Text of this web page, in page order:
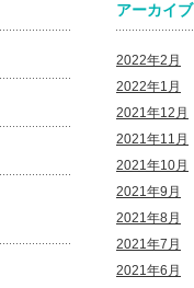
アーカイブ
2022年2月
2022年1月
2021年12月
2021年11月
2021年10月
2021年9月
2021年8月
2021年7月
2021年6月